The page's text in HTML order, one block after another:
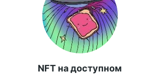
NFT на доступном